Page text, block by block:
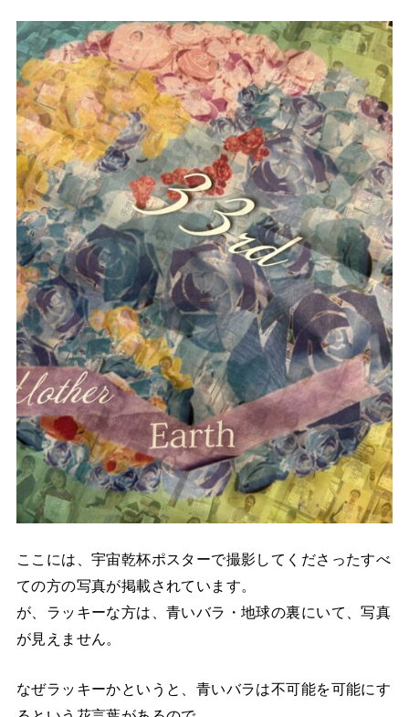
ここには、宇宙乾杯ポスターで撮影してくださったすべ
ての方の写真が掲載されています。
が、ラッキーな方は、青いバラ・地球の裏にいて、写真
が見えません。
なぜラッキーかというと、青いバラは不可能を可能にす